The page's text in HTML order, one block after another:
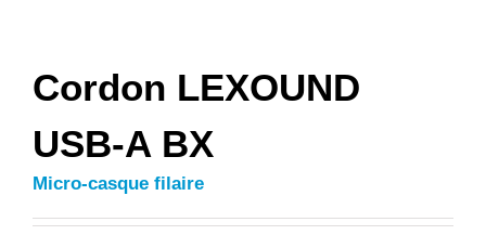
Cordon LEXOUND
USB-A BX
Micro-casque filaire